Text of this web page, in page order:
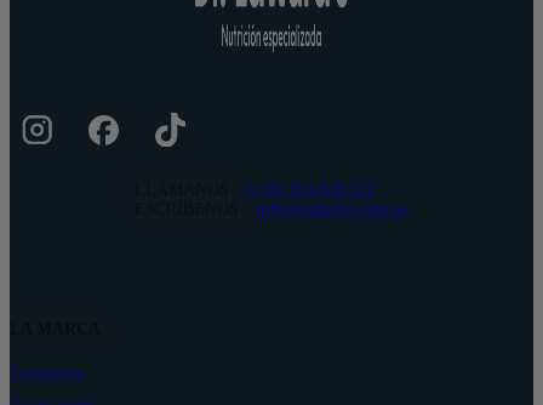
(+51) 974 678 572
info@origens.com.pe
Conócenos